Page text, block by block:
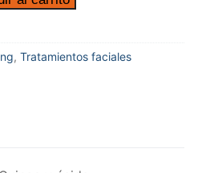
, Tratamientos faciales